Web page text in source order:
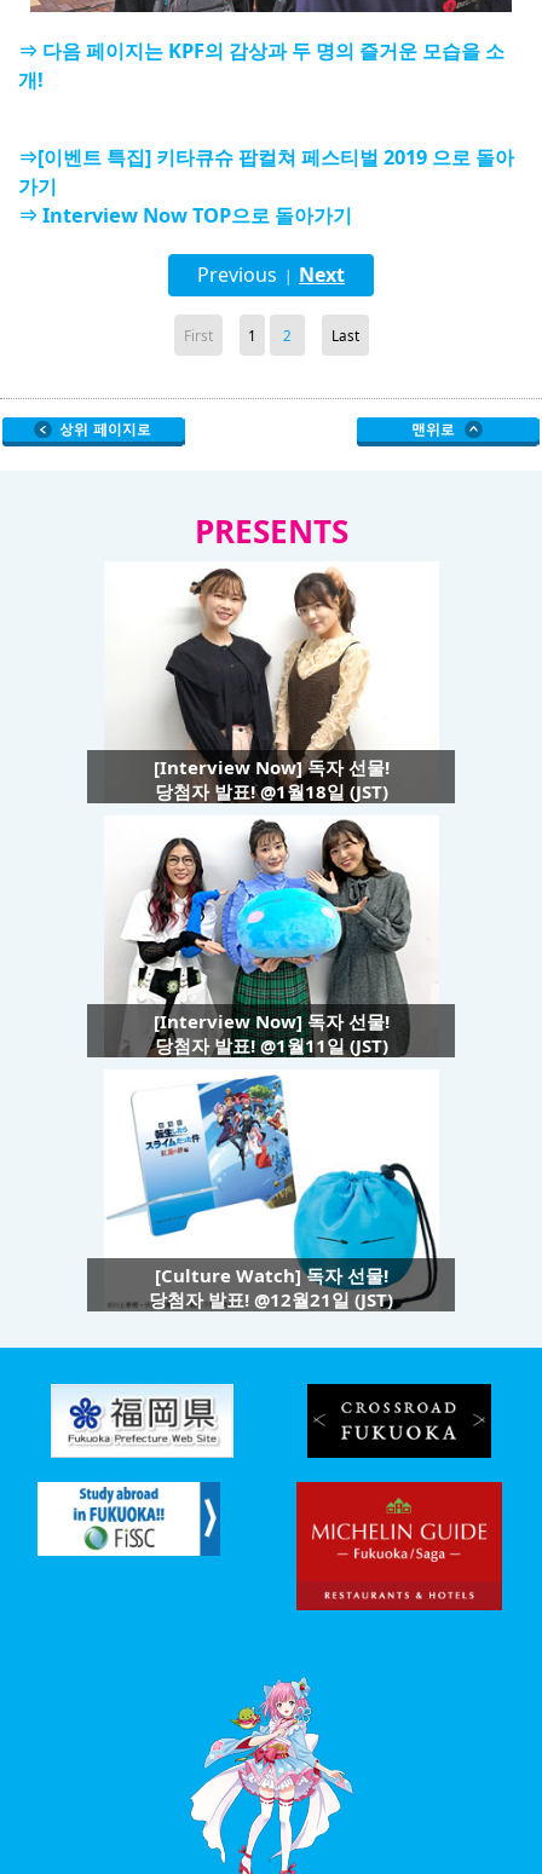
⇒ 다음 페이지는 KPF의 감상과 두 명의 즐거운 모습을 소
개!
⇒[이벤트 특집] 키타큐슈 팝컬쳐 페스티벌 2019 으로 돌아
가기
⇒ Interview Now TOP으로 돌아가기
Previous | Next
First 1 2 Last
PRESENTS
[Interview Now] 독자 선물!
당첨자 발표! @1월18일 (JST)
[Interview Now] 독자 선물!
당첨자 발표! @1월11일 (JST)
[Culture Watch] 독자 선물!
당첨자 발표! @12월21일 (JST)